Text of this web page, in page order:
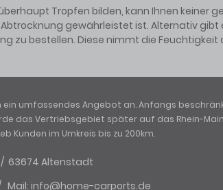
Tropfen bilden, kann Ihnen keiner
gewährleistet ist. Alternativ gibt
zu bestellen. Diese nimmt die Feuchtigkeit
umfassendes Angebot an. Anfangs
das Vertriebsgebiet später auf das Rhein-
Kunden im Umkreis bis zu 200km.
63674 Altenstadt
/ Mail: info@home-carports.de